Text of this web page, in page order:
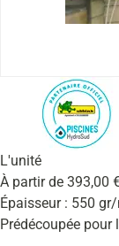
L'unité
À partir de 393,00
Épaisseur : 550 gr/
Prédécoupée pour